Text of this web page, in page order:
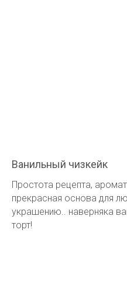
Ванильный чизкейк
Простота рецепта,
прекрасная основа для
украшению.. наверняка
торт!